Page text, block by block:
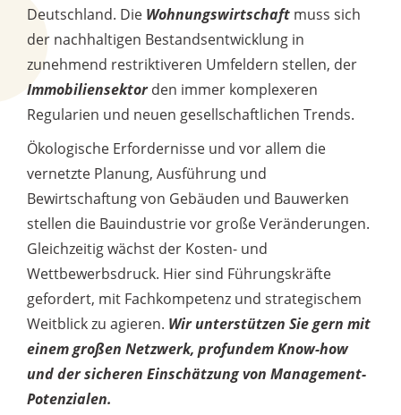
Deutschland. Die Wohnungswirtschaft muss sich
der nachhaltigen Bestandsentwicklung in
zunehmend restriktiveren Umfeldern stellen, der
Immobiliensektorden immer komplexeren
Regularien und neuen gesellschaftlichen Trends.
Ökologische Erfordernisse und vor allem die
vernetzte Planung, Ausführung und
Bewirtschaftung von Gebäuden und Bauwerken
stellen die Bauindustrie vor große Veränderungen.
Gleichzeitig wächst der Kosten- und
Wettbewerbsdruck. Hier sind Führungskräfte
gefordert, mit Fachkompetenz und strategischem
Weitblick zu agieren. Wir unterstützen Sie gern mit
einem großen Netzwerk, profundem Know-how
und der sicheren Einschätzung von Management-
Potenzialen.